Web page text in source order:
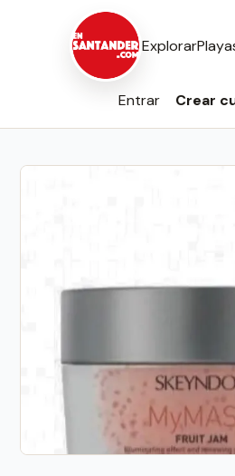
Explorar
Entrar Crear